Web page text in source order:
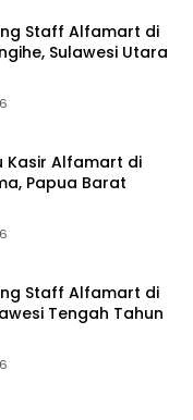
Staff Alfamart di
Sulawesi Utara
Kasir Alfamart di
Papua Barat
Staff Alfamart di
Tengah Tahun